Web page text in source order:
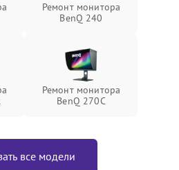
Ремонт монитора
BenQ 240
Ремонт монитора
BenQ 270C
все модели